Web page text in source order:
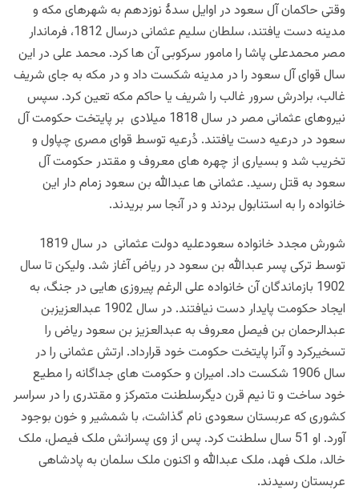
وقتی حاکمان آل سعود در اوایل سدۀ نوزدهم به شهرهای مکه و
مدینه دست یافتند، سلطان سلیم عثمانی درسال 1812، فرماندار
مصر محمدعلی پاشا را مامور سرکوبی آن ها کرد. محمد علی در این
سال قوای آل سعود را در مدینه شکست داد و در مکه به جای شریف
غالب، برادرش سرور غالب را شریف یا حاکم مکه تعین کرد. سپس
نیروهای عثمانی مصر در سال 1818 میلادی بر پایتخت حکومت آل
سعود در درعیه دست یافتند. دُرعیه توسط قوای مصری چپاول و
تخریب شد و بسیاری از چهره های معروف و مقتدر حکومت آل
سعود به قتل رسید. عثمانی ها عبدالله بن سعود زمام دار این
خانواده را به استنابول بردند و در آنجا سر بریدند.
شورش مجدد خانواده سعودعلیه دولت عثمانی در سال 1819
توسط ترکی پسر عبدالله بن سعود در ریاض آغاز شد. ولیکن تا سال
1902 بازماندگان آن خانواده علی الرغم پیروزی هایی در جنگ، به
ایجاد حکومت پایدار دست نیافتند. در سال 1902 عبدالعزیزبن
عبدالرحمان بن فیصل معروف به عبدالعزیز بن سعود ریاض را
تسخیرکرد و آنرا پایتخت حکومت خود قرارداد. ارتش عثمانی را در
سال 1906 شکست داد. امیران و حکومت های جداگانه را مطیع
خود ساخت و تا نیم قرن دیگرسلطنت متمرکز و مقتدری را در سراسر
کشوری که عربستان سعودی نام گذاشت، با شمشیر و خون بوجود
آورد. او 51 سال سلطنت کرد. پس از وی پسرانش ملک فیصل، ملک
خالد، ملک فهد، ملک عبدالله و اکنون ملک سلمان به پادشاهی
عربستان رسیدند.